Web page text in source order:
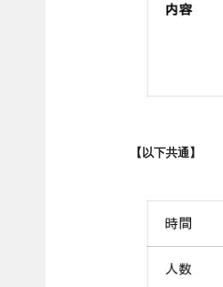
【以下共通】